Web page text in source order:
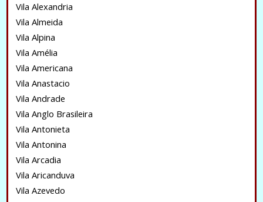
Vila Alexandria
Vila Almeida
Vila Alpina
Vila Amélia
Vila Americana
Vila Anastacio
Vila Andrade
Vila Anglo Brasileira
Vila Antonieta
Vila Antonina
Vila Arcadia
Vila Aricanduva
Vila Azevedo